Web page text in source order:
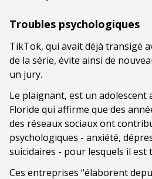
Troubles psychologiques
TikTok, qui avait déjà transigé
de la série, évite ainsi de
un jury.
Le plaignant, est un adolescent
Floride qui affirme que des
des réseaux sociaux ont
psychologiques - anxiété,
suicidaires - pour lesquels il est
Ces entreprises "élaborent